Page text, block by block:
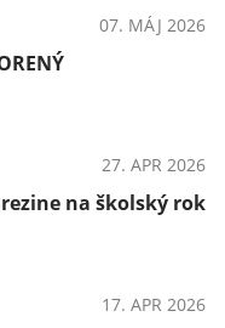
07. MÁJ 2026
27. APR 2026
na školský rok
17. APR 2026